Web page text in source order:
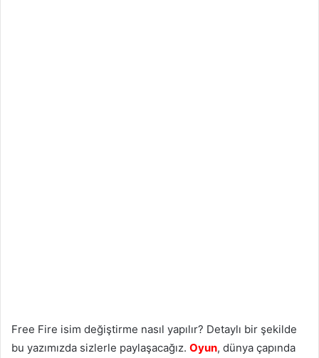
Free Fire isim değiştirme nasıl yapılır? Detaylı bir şekilde
bu yazımızda sizlerle paylaşacağız. Oyun, dünya çapında